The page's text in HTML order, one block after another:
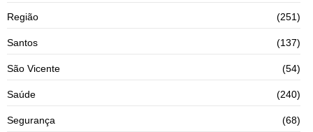
Região (251)
Santos (137)
São Vicente (54)
Saúde (240)
Segurança (68)